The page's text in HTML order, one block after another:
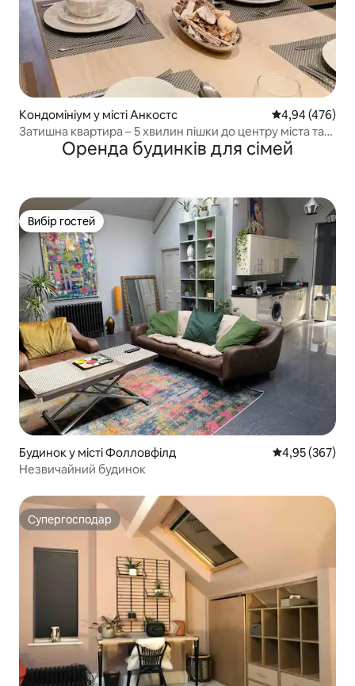
Кондомініум у місті Анкостс Середня
4,94 (476)
Затишна квартира – 5 хвилин пішки до центру міста та
АО АрениОренда будинків для сімей
Вибір гостей
Вибір гостей
Будинок у місті Фолловфілд Середня
4,95 (367)
Незвичайний будинок
Супергосподар
Супергосподар